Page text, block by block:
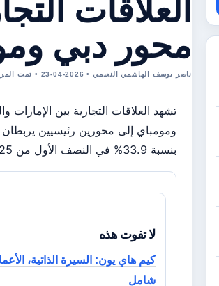
محور دبي
ناصر يوسف الهاشمي النعيمي • 2026-04-23 • تمت المراجعة بواسطة SOFIA LINDBERG
بنسبة 33.9% في النصف الأول من 2025 لتتجاوز 37 مليار دولار.
لا تفوت هذه
كيم هاي يون: السيرة الذاتية،
شامل